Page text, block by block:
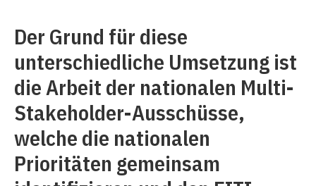
Der Grund für diese
unterschiedliche Umsetzung ist
die Arbeit der nationalen Multi-
Stakeholder-Ausschüsse,
welche die nationalen
Prioritäten gemeinsam